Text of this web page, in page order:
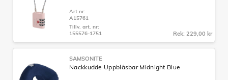
Art nr:
A15761
Tillv. art. nr:
155576-1751
Rek: 229,00 kr
SAMSONITE
Nackkudde Uppblåsbar Midnight Blue